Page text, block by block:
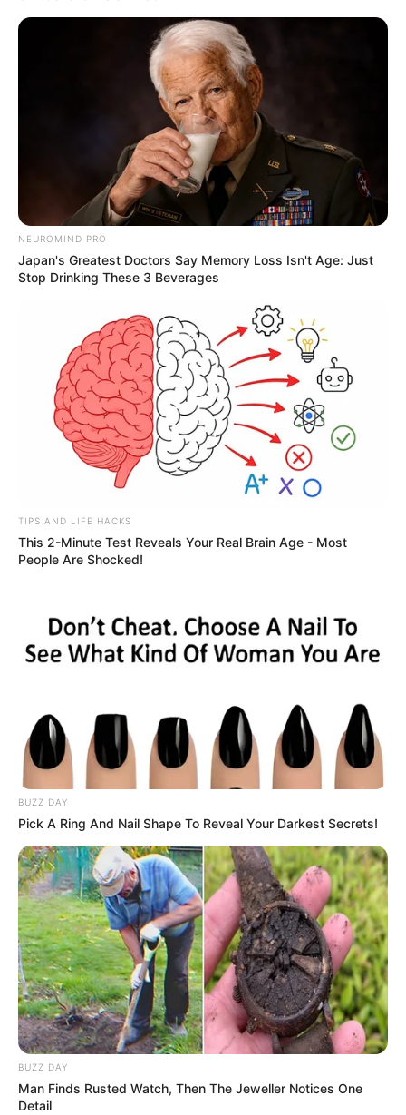
NEUROMIND PRO
Japan's Greatest Doctors Say Memory Loss Isn't Age: Just
Stop Drinking These 3 Beverages
TIPS AND LIFE HACKS
This 2-Minute Test Reveals Your Real Brain Age - Most
People Are Shocked!
BUZZ DAY
Pick A Ring And Nail Shape To Reveal Your Darkest Secrets!
BUZZ DAY
Man Finds Rusted Watch, Then The Jeweller Notices One
Detail